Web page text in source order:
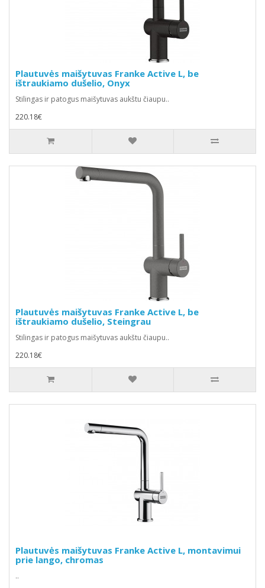
Plautuvės maišytuvas Franke Active L, be
ištraukiamo dušelio, Onyx
Stilingas ir patogus maišytuvas aukštu čiaupu..
220.18€
Plautuvės maišytuvas Franke Active L, be
ištraukiamo dušelio, Steingrau
Stilingas ir patogus maišytuvas aukštu čiaupu..
220.18€
Plautuvės maišytuvas Franke Active L, montavimui
prie lango, chromas
..